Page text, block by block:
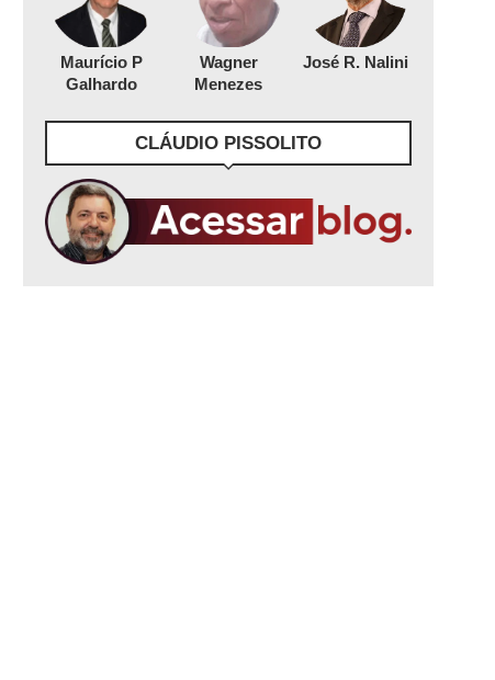
Maurício P
Galhardo
Wagner
Menezes
José R. Nalini
CLÁUDIO PISSOLITO